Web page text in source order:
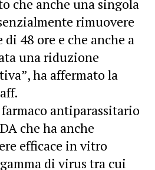
che anche una singola
rimuovere
48 ore e che anche a
una riduzione
ha affermato la
antiparassitario
che ha anche
efficace in vitro
di virus tra cui